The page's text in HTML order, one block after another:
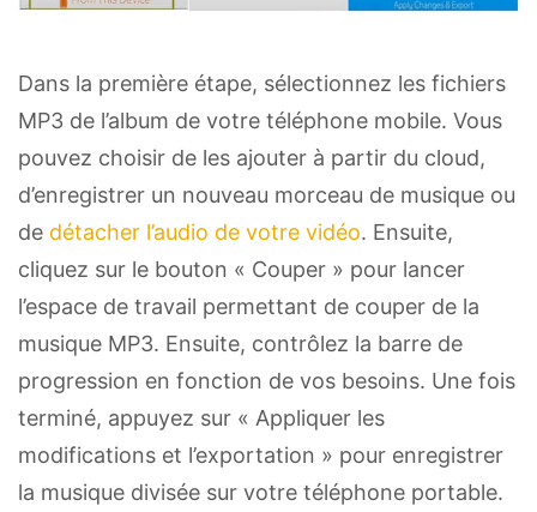
Dans la première étape, sélectionnez les fichiers
MP3 de l’album de votre téléphone mobile. Vous
pouvez choisir de les ajouter à partir du cloud,
d’enregistrer un nouveau morceau de musique ou
de détacher l’audio de votre vidéo. Ensuite,
cliquez sur le bouton « Couper » pour lancer
l’espace de travail permettant de couper de la
musique MP3. Ensuite, contrôlez la barre de
progression en fonction de vos besoins. Une fois
terminé, appuyez sur « Appliquer les
modifications et l’exportation » pour enregistrer
la musique divisée sur votre téléphone portable.